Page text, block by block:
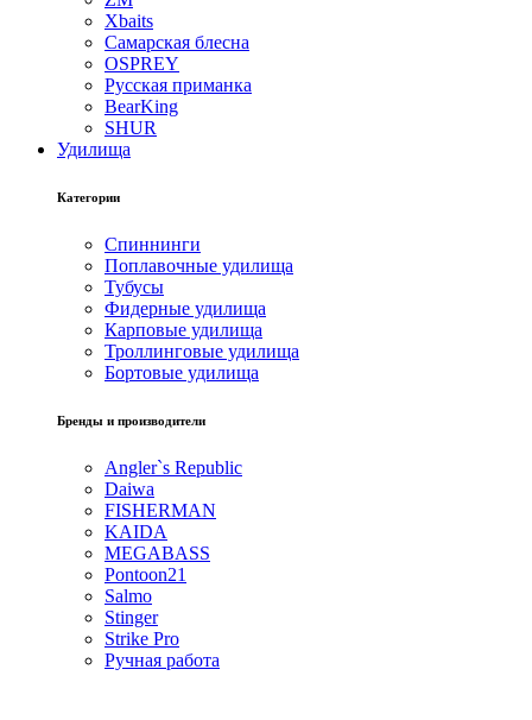
Xbaits
Самарская блесна
OSPREY
Русская приманка
BearKing
SHUR
Удилища
Категории
Спиннинги
Поплавочные удилища
Тубусы
Фидерные удилища
Карповые удилища
Троллинговые удилища
Бортовые удилища
Бренды и производители
Angler`s Republic
Daiwa
FISHERMAN
KAIDA
MEGABASS
Pontoon21
Salmo
Stinger
Strike Pro
Ручная работа